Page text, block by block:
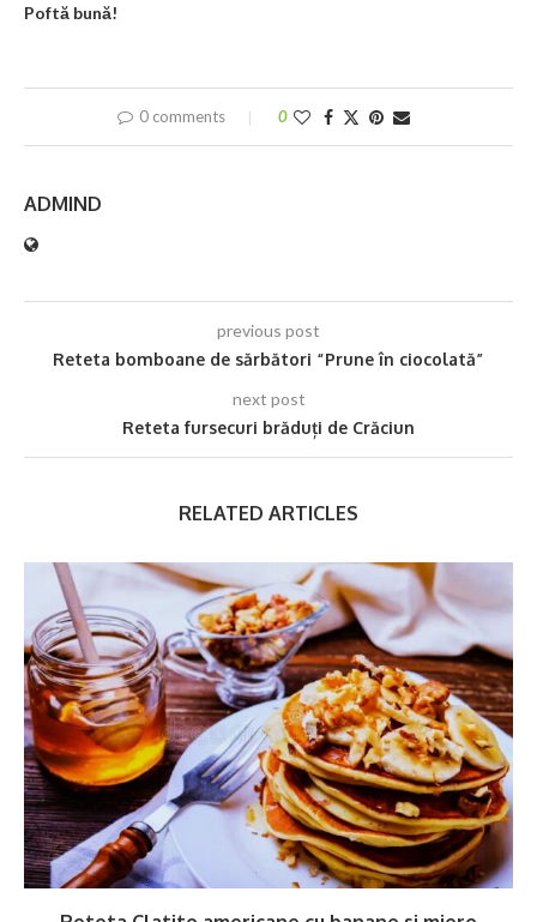
Poftă bună!
0 comments 0
ADMIND
previous post
Reteta bomboane de sărbători “Prune în ciocolată”
next post
Reteta fursecuri brăduți de Crăciun
RELATED ARTICLES